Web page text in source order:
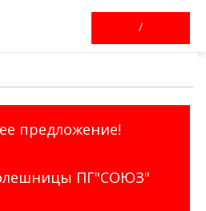
/
предложение!
ПГ"СОЮЗ"